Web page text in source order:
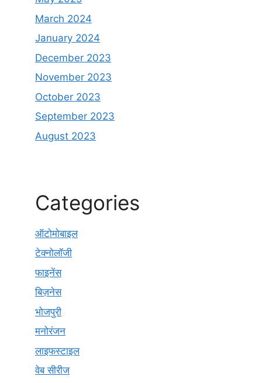
March 2024
January 2024
December 2023
November 2023
October 2023
September 2023
August 2023
Categories
ऑटोमोबाइल
टेक्नोलॉजी
फाइनेंस
बिज़नेस
भोजपुरी
मनोरंजन
लाइफस्टाइल
वेब सीरीज